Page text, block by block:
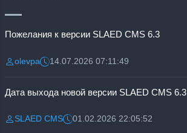
Пожелания к версии SLAED CMS 6.3
Разместил:
olevpaДата:14.07.2026 07:11:49
Дата выхода новой версии SLAED CMS 6.3
Разместил:
SLAED CMSДата:01.02.2026 22:05:52